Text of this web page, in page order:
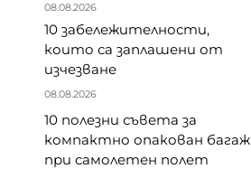
08.08.2026
10 забележителности,
които са заплашени от
изчезване
08.08.2026
10 полезни съвета за
компактно опакован багаж
при самолетен полет